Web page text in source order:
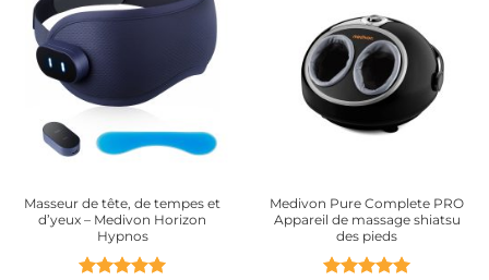
Masseur de tête, de tempes et
d’yeux – Medivon Horizon
Hypnos
Medivon Pure Complete PRO
Appareil de massage shiatsu
des pieds